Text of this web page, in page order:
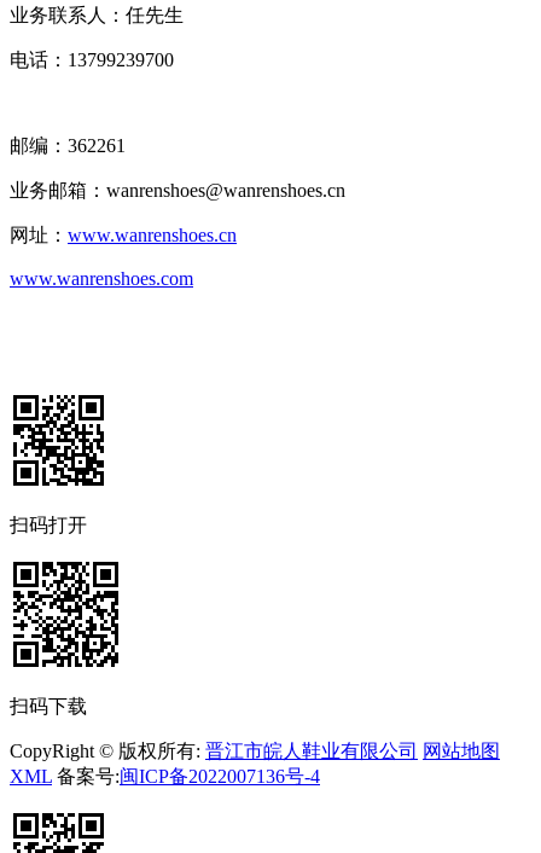
业务联系人：任先生
电话：13799239700
邮编：362261
业务邮箱：wanrenshoes@wanrenshoes.cn
网址： www.wanrenshoes.cn
www.wanrenshoes.com
扫码打开
扫码下载
CopyRight © 版权所有: 晋江市皖人鞋业有限公司 网站地图
XML 备案号:闽ICP备2022007136号-4